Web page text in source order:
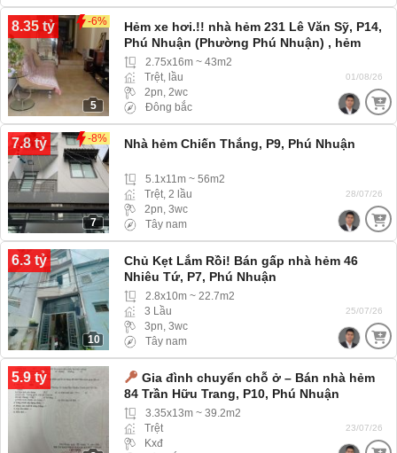
8.35 tỷ -6%
5
Hẻm xe hơi.!! nhà hẻm 231 Lê Văn Sỹ, P14,
Phú Nhuận (Phường Phú Nhuận) , hẻm
rộng xe hơi 4 chỗ vào tới nhà
2.75x16m ~ 43m2
Trệt, lầu
2pn, 2wc
Đông bắc
01/08/26
7.8 tỷ -8%
7
Nhà hẻm Chiến Thắng, P9, Phú Nhuận
5.1x11m ~ 56m2
Trệt, 2 lầu
2pn, 3wc
Tây nam
28/07/26
6.3 tỷ
10
Chủ Kẹt Lắm Rồi! Bán gấp nhà hẻm 46
Nhiêu Tứ, P7, Phú Nhuận
2.8x10m ~ 22.7m2
3 Lầu
3pn, 3wc
Tây nam
25/07/26
5.9 tỷ
Gia đình chuyển chỗ ở – Bán nhà hẻm
84 Trần Hữu Trang, P10, Phú Nhuận
3.35x13m ~ 39.2m2
Trệt
Kxđ
23/07/26